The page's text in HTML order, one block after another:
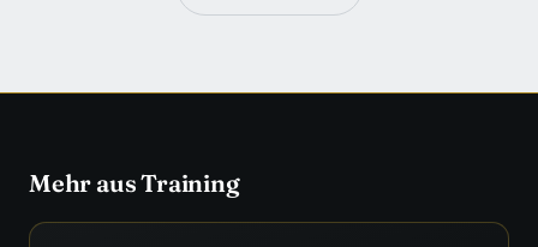
Mehr aus Training